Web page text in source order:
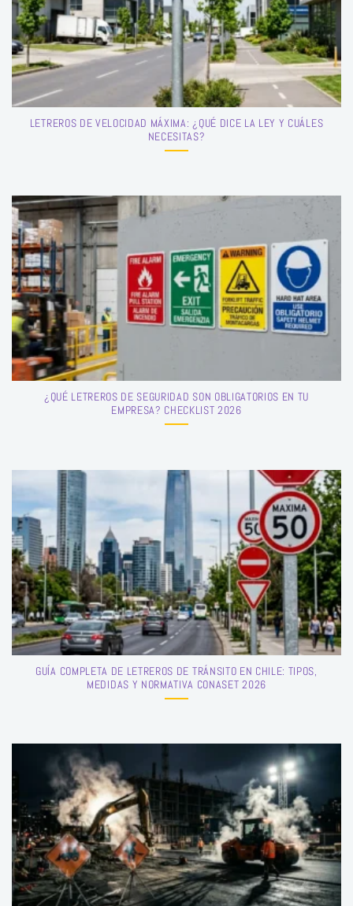
LETREROS DE VELOCIDAD MÁXIMA: ¿QUÉ DICE LA LEY Y CUÁLES
NECESITAS?
¿QUÉ LETREROS DE SEGURIDAD SON OBLIGATORIOS EN TU
EMPRESA? CHECKLIST 2026
GUÍA COMPLETA DE LETREROS DE TRÁNSITO EN CHILE: TIPOS,
MEDIDAS Y NORMATIVA CONASET 2026